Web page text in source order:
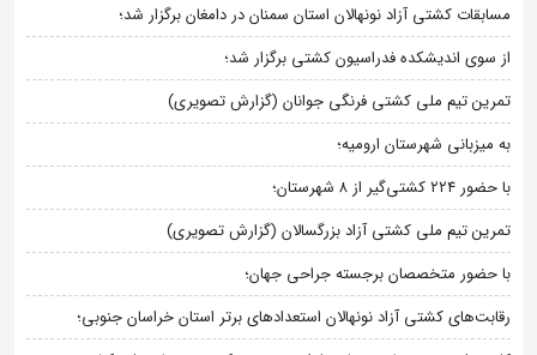
مسابقات کشتی آزاد نونهالان استان سمنان در دامغان برگزار شد؛
از سوی اندیشکده فدراسیون کشتی برگزار شد؛
تمرین تیم ملی کشتی فرنگی جوانان (گزارش تصویری)
به میزبانی شهرستان ارومیه؛
با حضور ۲۲۴ کشتی‌گیر از ۸ شهرستان؛
تمرین تیم ملی کشتی آزاد بزرگسالان (گزارش تصویری)
با حضور متخصصان برجسته جراحی جهان؛
رقابت‌های کشتی آزاد نونهالان استعدادهای برتر استان خراسان جنوبی؛